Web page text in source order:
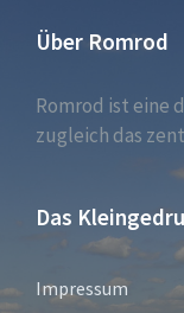
Über Romrod
Romrod ist eine
zugleich das
Das
Impressum